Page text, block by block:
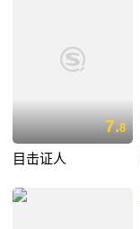
7.8
目击证人